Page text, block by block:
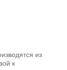
из
к